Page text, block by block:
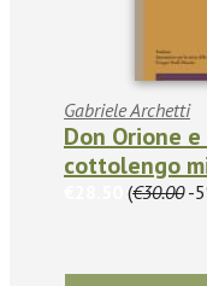
Gabriele Archetti
Don Orione
cottolengo
(€30.00-